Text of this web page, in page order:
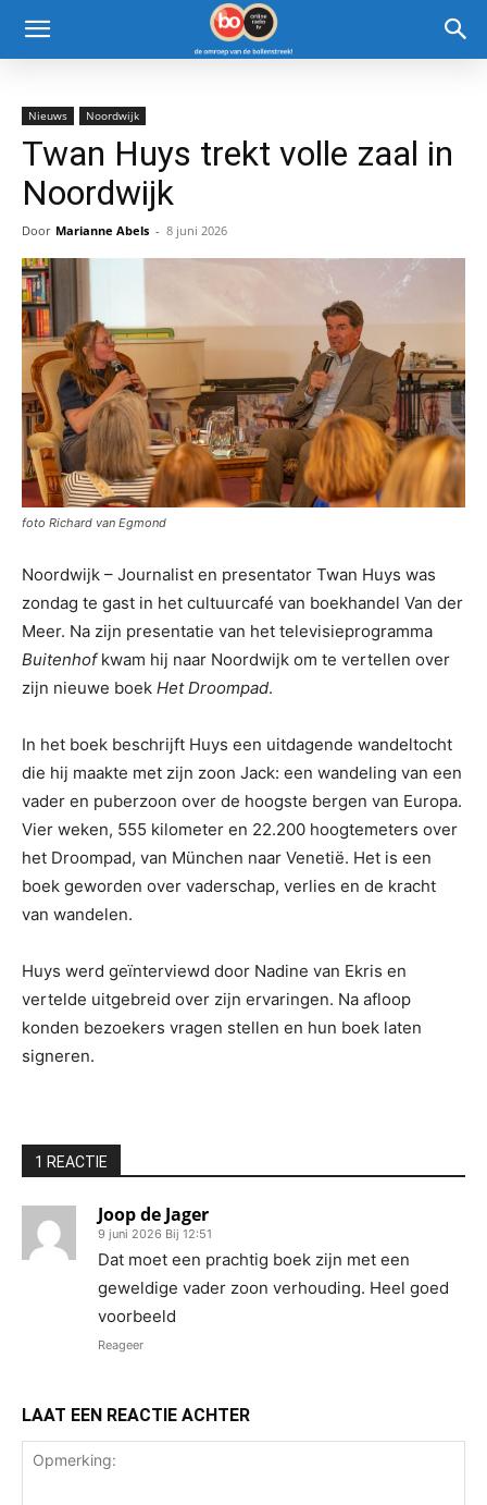
Nieuws Noordwijk
Twan Huys trekt volle zaal in
Noordwijk
Door Marianne Abels - 8 juni 2026
foto Richard van Egmond
Noordwijk – Journalist en presentator Twan Huys was
zondag te gast in het cultuurcafé van boekhandel Van der
Meer. Na zijn presentatie van het televisieprogramma
Buitenhofkwam hij naar Noordwijk om te vertellen over
zijn nieuwe boek Het Droompad.
In het boek beschrijft Huys een uitdagende wandeltocht
die hij maakte met zijn zoon Jack: een wandeling van een
vader en puberzoon over de hoogste bergen van Europa.
Vier weken, 555 kilometer en 22.200 hoogtemeters over
het Droompad, van München naar Venetië. Het is een
boek geworden over vaderschap, verlies en de kracht
van wandelen.
Huys werd geïnterviewd door Nadine van Ekris en
vertelde uitgebreid over zijn ervaringen. Na afloop
konden bezoekers vragen stellen en hun boek laten
signeren.
1 REACTIE
Joop de Jager
9 juni 2026 Bij 12:51
Dat moet een prachtig boek zijn met een
geweldige vader zoon verhouding. Heel goed
voorbeeld
Reageer
LAAT EEN REACTIE ACHTER